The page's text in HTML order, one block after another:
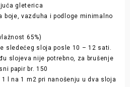
gleterica
boje, vazduha i podloge minimalno
65%)
sledećeg sloja posle 10 – 12 sati.
slojeva nije potrebno, za brušenje
papir br. 150
l na 1 m2 pri nanošenju u dva sloja